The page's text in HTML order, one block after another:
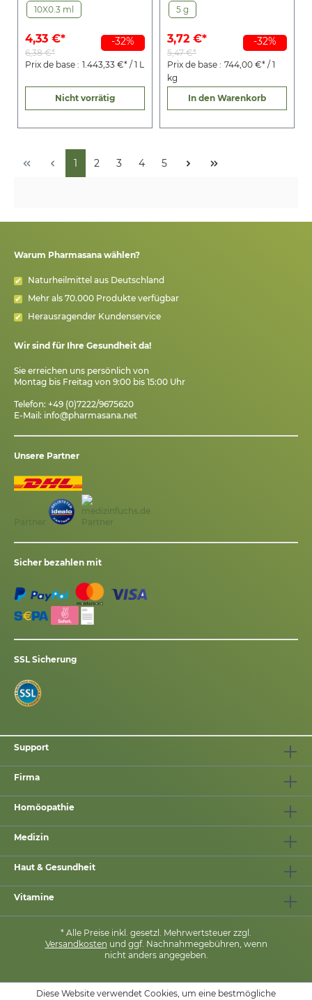
-32%
Augentr.i.Einzeldosis.
10X0.3 ml
4,33 €*
6,38 €*
Prix de base : 1.443,33 €* / 1 L
Nicht vorrätig
-32%
5 g
3,72 €*
5,47 €*
Prix de base : 744,00 €* / 1
kg
In den Warenkorb
1 2 3 4 5
Warum Pharmasana wählen?
Naturheilmittel aus Deutschland
Mehr als 70.000 Produkte verfügbar
Herausragender Kundenservice
Wir sind für Ihre Gesundheit da!
Sie erreichen uns persönlich von
Montag bis Freitag von 9:00 bis 15:00 Uhr
Telefon: +49 (0)7222/9675620
E-Mail: info@pharmasana.net
Unsere Partner
Sicher bezahlen mit
SSL Sicherung
Support
Firma
Homöopathie
Medizin
Haut & Gesundheit
Vitamine
* Alle Preise inkl. gesetzl. Mehrwertsteuer zzgl.
Versandkosten und ggf. Nachnahmegebühren, wenn
nicht anders angegeben.
Diese Website verwendet Cookies, um eine bestmögliche